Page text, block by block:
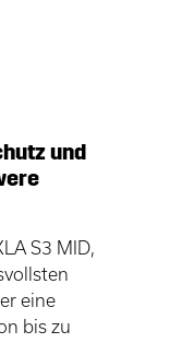
und
S3 MID,
eine
bis zu